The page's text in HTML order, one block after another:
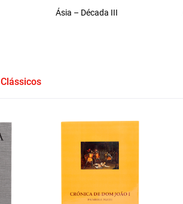
Ásia – Década III
Clássicos